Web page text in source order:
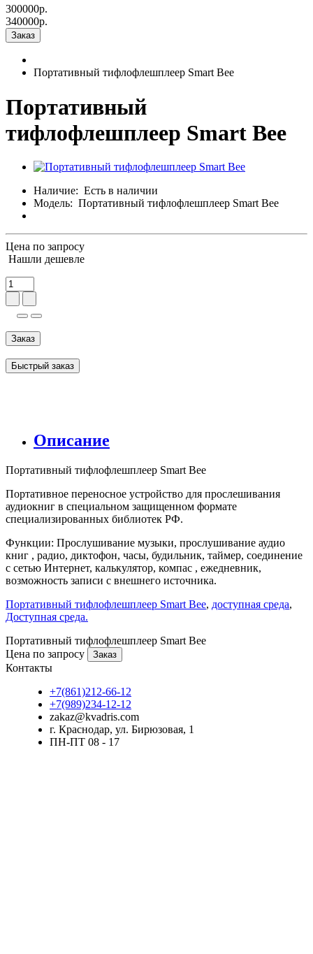
300000р.
340000р.
Заказ
Портативный тифлофлешплеер Smart Bee
Портативный
тифлофлешплеер Smart Bee
Наличие: Есть в наличии
Модель: Портативный тифлофлешплеер Smart Bee
Цена по запросу
Нашли дешевле
Заказ
Быстрый заказ
Описание
Портативный тифлофлешплеер Smart Bee
Портативное переносное устройство для прослешивания
аудиокниг в специальном защищенном формате
специализированных библиотек РФ.
Функции: Прослушивание музыки, прослушивание аудио
книг , радио, диктофон, часы, будильник, таймер, соединение
с сетью Интернет, калькулятор, компас , ежедневник,
возможность записи с внешнего источника.
Портативный тифлофлешплеер Smart Bee, доступная среда,
Доступная среда.
Портативный тифлофлешплеер Smart Bee
Цена по запросу
Заказ
Контакты
+7(861)212-66-12
+7(989)234-12-12
zakaz@kvadris.com
г. Краснодар, ул. Бирюзовая, 1
ПН-ПТ 08 - 17